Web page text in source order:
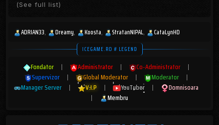
(See full list)
ADRIAN33 Dreamy Koosta StratanNIPAL CataLynHD
ICEGAME.RO # LEGEND
Fondator | Administrator | Co-Administrator
|
Supervizor
| Global Moderator | Moderator
|
Manager Server
| V.I.P | YouTuber |
Domnisoara
|
Membru